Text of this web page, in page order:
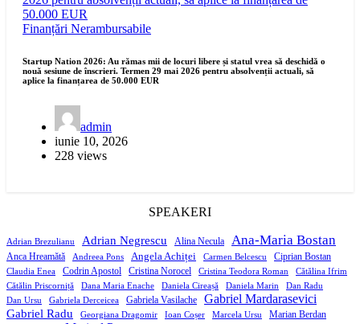
Finanțări Nerambursabile
Startup Nation 2026: Au rămas mii de locuri libere și statul vrea să deschidă o
nouă sesiune de înscrieri. Termen 29 mai 2026 pentru absolvenții actuali, să
aplice la finanțarea de 50.000 EUR
admin
iunie 10, 2026
228 views
SPEAKERI
Adrian Brezulianu Adrian Negrescu Alina Necula Ana-Maria Bostan
Anca Hreamătă Andreea Pons Angela Achiței Carmen Belcescu Ciprian Bostan
Claudia Enea Codrin Apostol Cristina Norocel Cristina Teodora Roman
Cătălina Ifrim
Cătălin Priscorniță
Dana Maria Enache Daniela Cireașă Daniela Marin
Dan Radu
Dan Ursu
Gabriela Derceicea Gabriela Vasilache Gabriel Mardarasevici
Gabriel Radu Georgiana Dragomir Ioan Coșer Marcela Ursu
Marian Berdan